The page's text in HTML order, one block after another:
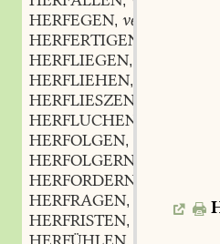
HERFEGEN, verb.
HERFERTIGEN
HERFLIEGEN,
HERFLIEHEN,
HERFLIESZEN
HERFLUCHEN
HERFOLGEN,
HERFOLGERN
HERFORDERN
HERFRAGEN,
HERFRISTEN,
,